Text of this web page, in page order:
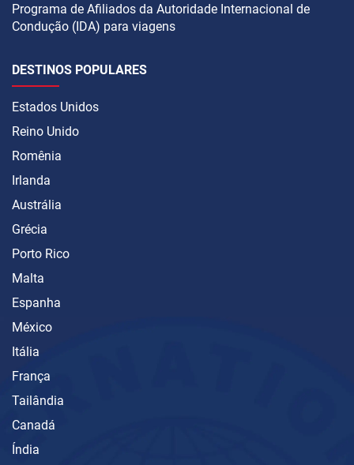
Programa de Afiliados da Autoridade Internacional de
Condução (IDA) para viagens
DESTINOS POPULARES
Estados Unidos
Reino Unido
Romênia
Irlanda
Austrália
Grécia
Porto Rico
Malta
Espanha
México
Itália
França
Tailândia
Canadá
Índia